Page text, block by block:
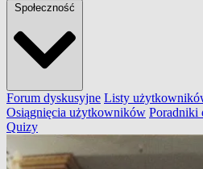
Społeczność
Forum dyskusyjne Listy
Osiągnięcia użytkowników Poradniki
Quizy